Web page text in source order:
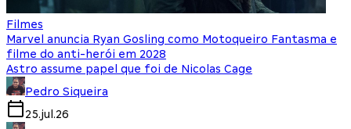
Filmes
Marvel anuncia Ryan Gosling como Motoqueiro Fantasma e
filme do anti-herói em 2028
Astro assume papel que foi de Nicolas Cage
Pedro Siqueira
25.jul.26